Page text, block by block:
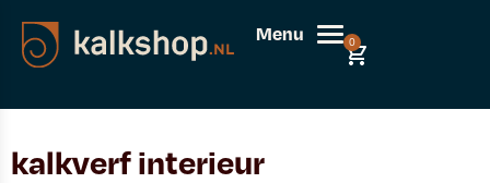
Menu 0
kalkverf interieur